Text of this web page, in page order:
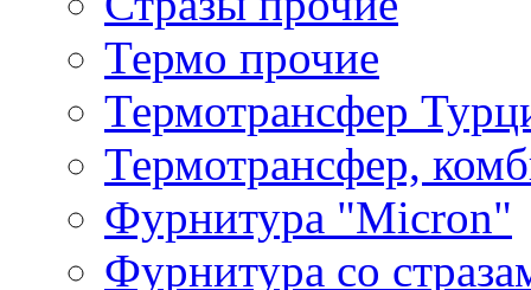
Термо прочие
Термотрансфер
Термотрансфер,
Фурнитура "Micron"
Фурнитура со